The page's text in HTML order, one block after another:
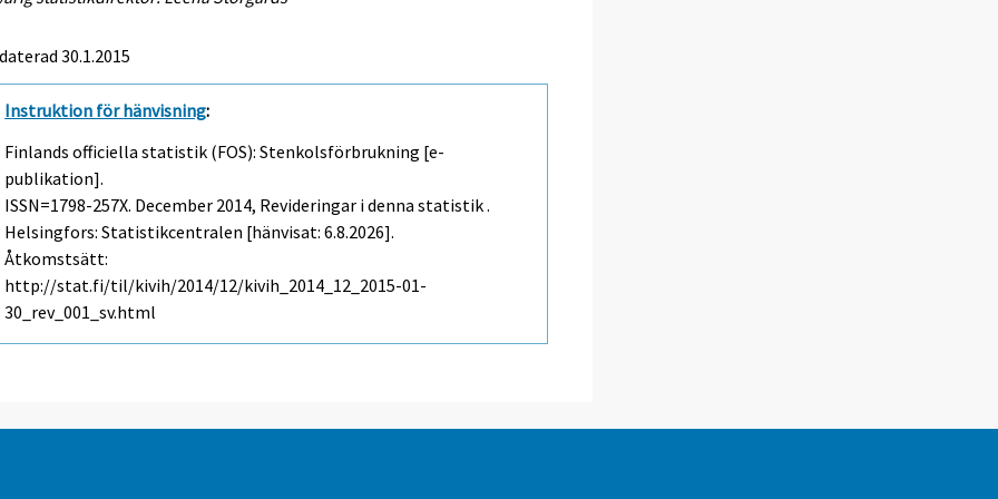
30.1.2015
Instruktion för hänvisning:
Finlands officiella statistik (FOS): Stenkolsförbrukning [e-
publikation].
ISSN=1798-257X. December 2014, Revideringar i denna statistik .
Helsingfors: Statistikcentralen [hänvisat: 6.8.2026].
Åtkomstsätt:
http://stat.fi/til/kivih/2014/12/kivih_2014_12_2015-01-
30_rev_001_sv.html